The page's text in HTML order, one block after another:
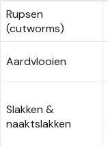
Rupsen
(cutworms)
Aardvlooien
Slakken &
naaktslakken